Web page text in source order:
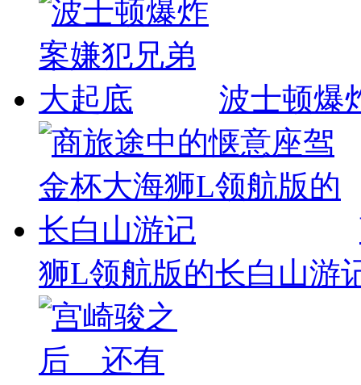
波士顿爆
狮L领航版的长白山游